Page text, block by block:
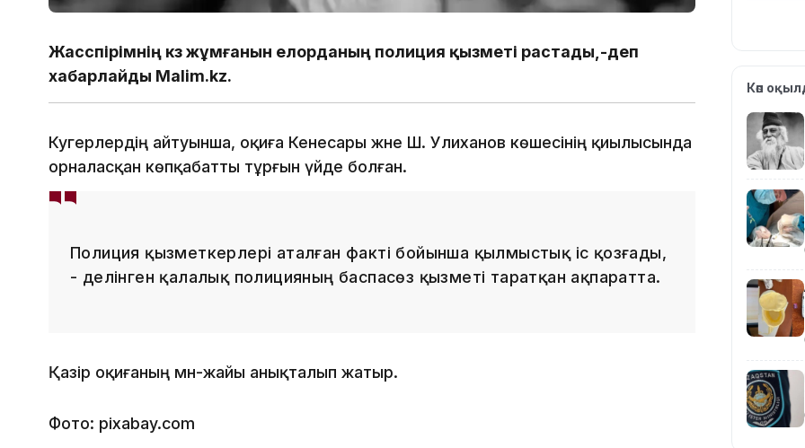
Жасөспірімнің көз жұмғанын елорданың полиция қызметі растады,-деп
хабарлайды Malim.kz.
Куәгерлердің айтуынша, оқиға Кенесары және Ш. Уәлиханов көшесінің қиылысында
орналасқан көпқабатты тұрғын үйде болған.
Полиция қызметкерлері аталған факті бойынша қылмыстық іс қозғады,
- делінген қалалық полицияның баспасөз қызметі таратқан ақпаратта.
Қазір оқиғаның мән-жайы анықталып жатыр.
Фото: pixabay.com
19:46
19:10
Көп